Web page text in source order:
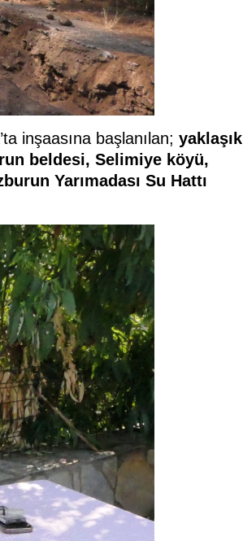
inşaasına başlanılan; yaklaşık
beldesi, Selimiye köyü,
Yarımadası Su Hattı